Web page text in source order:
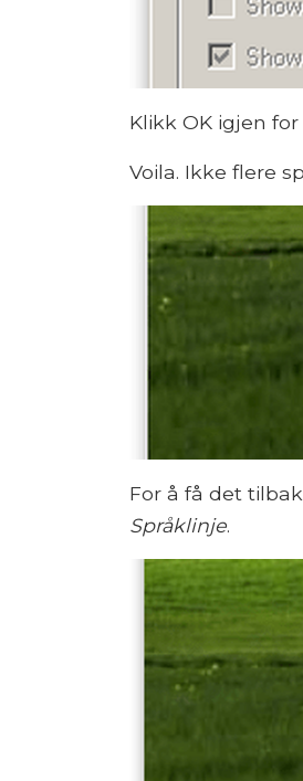
Klikk OK igjen
Voila. Ikke flere
For å få det
Språklinje.